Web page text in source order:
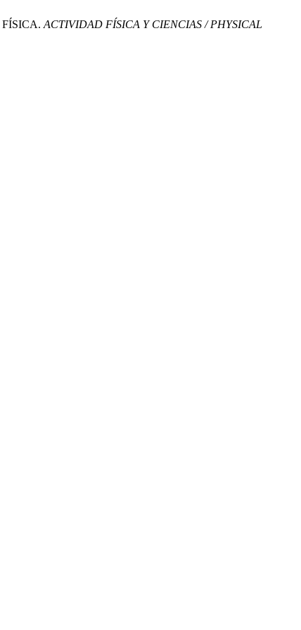
ACTIVIDAD FÍSICA Y CIENCIAS / PHYSICAL